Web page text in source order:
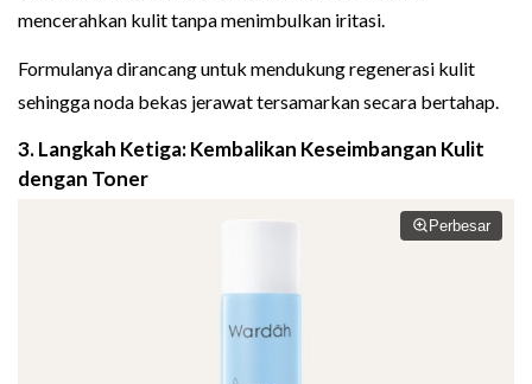
mencerahkan kulit tanpa menimbulkan iritasi.
Formulanya dirancang untuk mendukung regenerasi kulit
sehingga noda bekas jerawat tersamarkan secara bertahap.
3. Langkah Ketiga: Kembalikan Keseimbangan Kulit
dengan Toner
Perbesar